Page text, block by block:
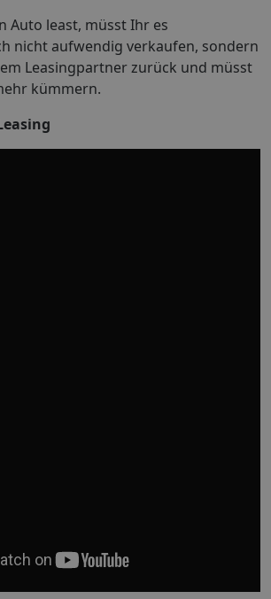
Auto least, müsst Ihr es
nicht aufwendig verkaufen, sondern
Leasingpartner zurück und müsst
kümmern.